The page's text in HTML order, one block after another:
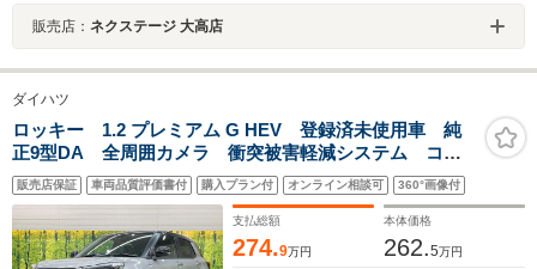
販売店： ネクステージ 大高店
ダイハツ
ロッキー 1.2 プレミアム G HEV 登録済未使用車 純
正9型DA 全周囲カメラ 衝突被害軽減システム コー
ナーセンサー スマートキー LEDヘッド 純正17イン
チアルミ オートハイビーム 車線逸脱警報 オートラ
イト オートエアコン
販売店保証 車両品質評価書付 購入プラン付 オンライン相談可 360°画像付
支払総額
274.9万円
本体価格
262.5万円